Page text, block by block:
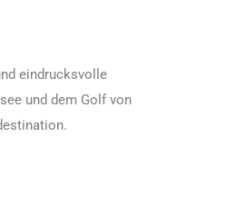
eindrucksvolle
und dem Golf von